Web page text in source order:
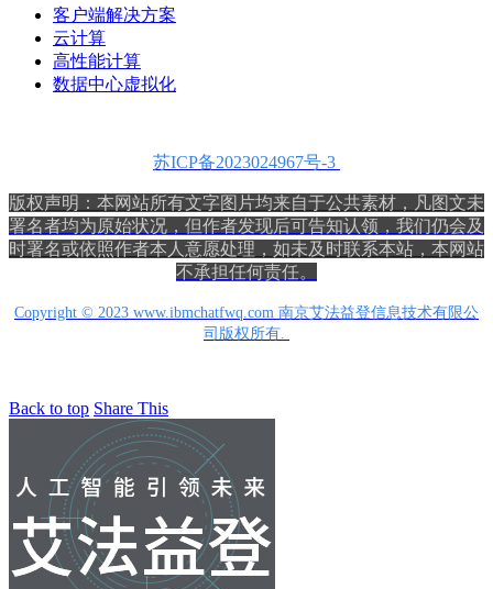
客户端解决方案
云计算
高性能计算
数据中心虚拟化
苏ICP备2023024967号-3
版权声明：本网站所有文字图片均来自于公共素材， 凡图文未
署名者均为原始状况，但作者发现后可告知认领，我们仍会及
时署名或依照作者本人意愿处理，如未及时联系本站，本网站
不承担任何责任。
Copyright © 2023 www.ibmchatfwq.com 南京艾法益登信息技术有限公
司版权所有.
Back to top Share This